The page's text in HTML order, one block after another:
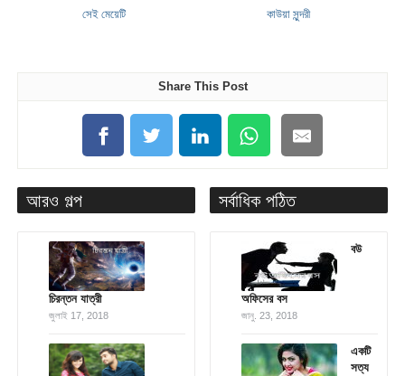
সেই মেয়েটি কাউয়া সুন্দরী
Share This Post
আরও গল্প
চিরন্তন যাত্রী
জুলাই 17, 2018
সর্বাধিক পঠিত
বউ
অফিসের বস
জানু. 23, 2018
একটি
সত্য